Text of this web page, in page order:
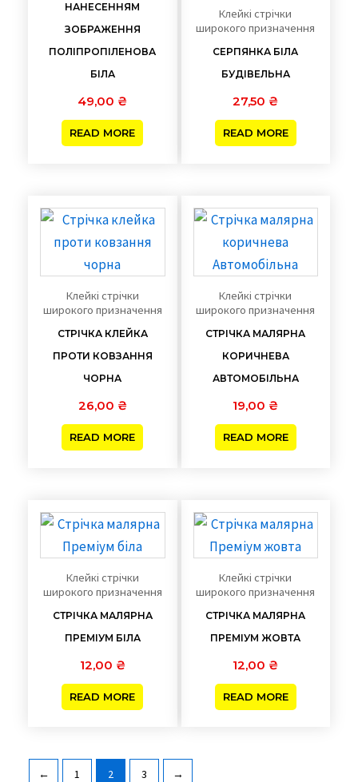
НАНЕСЕННЯМ
ЗОБРАЖЕННЯ
ПОЛІПРОПІЛЕНОВА
БІЛА
49,00 ₴
READ MORE
Клейкі стрічки
широкого призначення
СЕРПЯНКА БІЛА
БУДІВЕЛЬНА
27,50 ₴
READ MORE
Клейкі стрічки
широкого призначення
СТРІЧКА КЛЕЙКА
ПРОТИ КОВЗАННЯ
ЧОРНА
26,00 ₴
READ MORE
Клейкі стрічки
широкого призначення
СТРІЧКА МАЛЯРНА
КОРИЧНЕВА
АВТОМОБІЛЬНА
19,00 ₴
READ MORE
Клейкі стрічки
широкого призначення
СТРІЧКА МАЛЯРНА
ПРЕМІУМ БІЛА
12,00 ₴
READ MORE
Клейкі стрічки
широкого призначення
СТРІЧКА МАЛЯРНА
ПРЕМІУМ ЖОВТА
12,00 ₴
READ MORE
← 1 2 3 →